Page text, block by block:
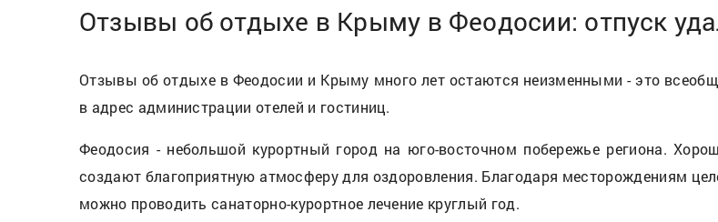
Отзывы об отдыхе в Крыму в Феодосии: отпуск
Отзывы об отдыхе в Феодосии и Крыму много лет остаются неизменными - это
в адрес администрации отелей и гостиниц.
Феодосия - небольшой курортный город на юго-восточном побережье региона.
создают благоприятную атмосферу для оздоровления. Благодаря месторождениям
можно проводить санаторно-курортное лечение круглый год.